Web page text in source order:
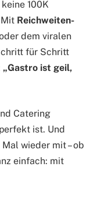
100K
Reichweiten-
dem viralen
für Schritt
„Gastro ist geil,
Catering
ist. Und
wieder mit – ob
einfach: mit